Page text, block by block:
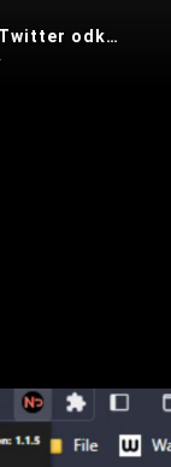
Nitter Redirect - přesměrování Twitter odkazů na Nitter